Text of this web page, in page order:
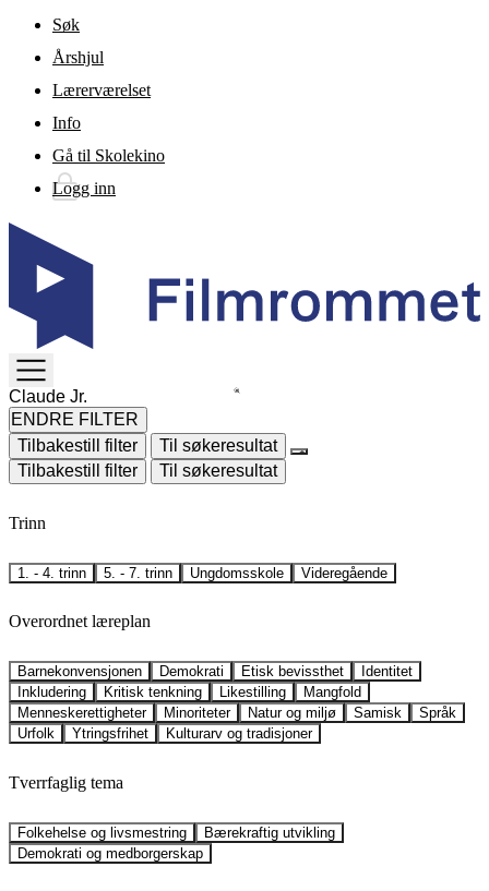
Gå til hovedinnhold
Søk
Årshjul
Lærerværelset
Info
Gå til Skolekino
Logg inn
TOGGLE
MENU
ENDRE FILTER
Tilbakestill filter
Til søkeresultat
Tilbakestill filter
Til søkeresultat
Trinn
1. - 4. trinn 5. - 7. trinn Ungdomsskole Videregående
Overordnet læreplan
Barnekonvensjonen Demokrati Etisk bevissthet
Identitet
Inkludering
Kritisk tenkning Likestilling
Mangfold
Menneskerettigheter
Minoriteter Natur og miljø Samisk
Språk
Urfolk
Ytringsfrihet Kulturarv og tradisjoner
Tverrfaglig tema
Folkehelse og livsmestring
Bærekraftig utvikling
Demokrati og medborgerskap